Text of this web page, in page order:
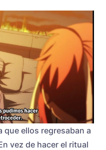
que ellos regresaban a
vez de hacer el ritual